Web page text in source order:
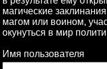
магические
магом или воином,
окунуться в мир
Имя пользователя